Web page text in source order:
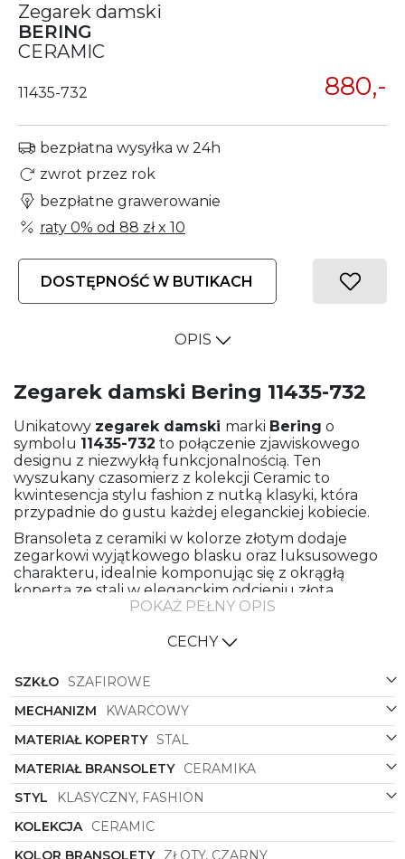
Zegarek damski
BERING
CERAMIC
11435-732 880,-
bezpłatna wysyłka w 24h
zwrot przez rok
bezpłatne grawerowanie
raty 0% od 88 złx 10
DOSTĘPNOŚĆ W BUTIKACH
OPIS
Zegarek damski Bering 11435-732
Unikatowy zegarek damski marki Bering o
symbolu 11435-732 to połączenie zjawiskowego
designu z niezwykłą funkcjonalnością. Ten
wyszukany czasomierz z kolekcji Ceramic to
kwintesencja stylu fashion z nutką klasyki, która
przypadnie do gustu każdej eleganckiej kobiecie.
Bransoleta z ceramiki w kolorze złotym dodaje
zegarkowi wyjątkowego blasku oraz luksusowego
charakteru, idealnie komponując się z okrągłą
kopertą ze stali w eleganckim odcieniu złota.
Klasyczne połączenie czerni i złota nadaje zegarkowi
prawdziwą biżuterią dla nadchodzących
Czarna tarcza zegarka wyjątkowo kontrastuje z
złotymi detalami, co sprawia, że odczyt czasu staje
się łatwy i intuicyjny. Precyzyjne wskazówki oraz
wyraźne cyfry podkreślają funkcjonalność tego
zegarka, pozwalając noszącej go kobiecie z
łatwością śledzić upływający czas.
Bering 11435-732to nie tylko elegancki zegarek,
ale również doskonałe połączenie wysokiej jakości
materiałów. Ceramika bransolety sprawia, że zegarek
jest niezwykle lekki i wygodny w noszeniu,
POKAŻ PEŁNY OPIS
CECHY
SZKŁO SZAFIROWE
MECHANIZM
KWARCOWY
MATERIAŁ KOPERTY STAL
MATERIAŁ BRANSOLETY CERAMIKA
STYL
KLASYCZNY, FASHION
KOLEKCJA CERAMIC
KOLOR BRANSOLETY ZŁOTY, CZARNY